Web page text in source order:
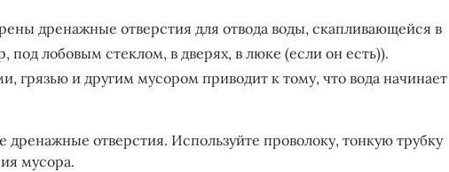
дренажные отверстия для отвода воды, скапливающейся в
под лобовым стеклом, в дверях, в люке (если он есть)).
грязью и другим мусором приводит к тому, что вода начинает
дренажные отверстия. Используйте проволоку, тонкую трубку
мусора.